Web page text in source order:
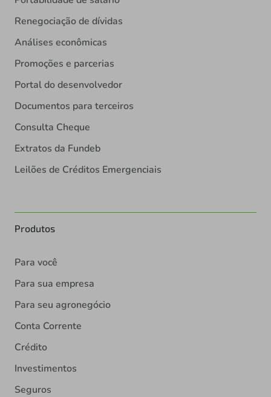
Renegociação de dívidas
Análises econômicas
Promoções e parcerias
Portal do desenvolvedor
Documentos para terceiros
Consulta Cheque
Extratos da Fundeb
Leilões de Créditos Emergenciais
Produtos
Para você
Para sua empresa
Para seu agronegócio
Conta Corrente
Crédito
Investimentos
Seguros